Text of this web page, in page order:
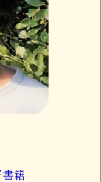
書籍